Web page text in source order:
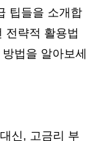
팁들을 소개합
전략적 활용법
법을 알아보세
신, 고금리 부